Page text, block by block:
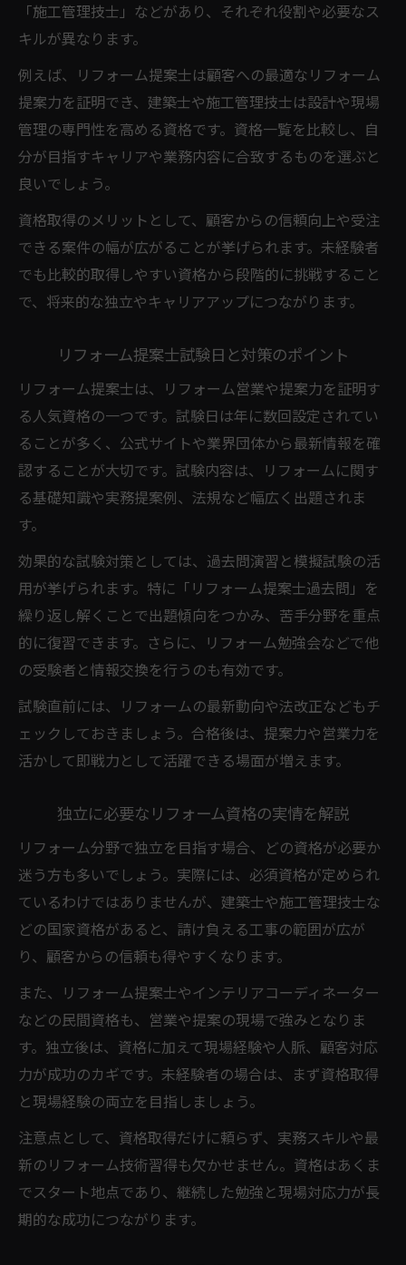
「施工管理技士」などがあり、それぞれ役割や必要なス
キルが異なります。
例えば、リフォーム提案士は顧客への最適なリフォーム
提案力を証明でき、建築士や施工管理技士は設計や現場
管理の専門性を高める資格です。資格一覧を比較し、自
分が目指すキャリアや業務内容に合致するものを選ぶと
良いでしょう。
資格取得のメリットとして、顧客からの信頼向上や受注
できる案件の幅が広がることが挙げられます。未経験者
でも比較的取得しやすい資格から段階的に挑戦すること
で、将来的な独立やキャリアアップにつながります。
リフォーム提案士試験日と対策のポイント
リフォーム提案士は、リフォーム営業や提案力を証明す
る人気資格の一つです。試験日は年に数回設定されてい
ることが多く、公式サイトや業界団体から最新情報を確
認することが大切です。試験内容は、リフォームに関す
る基礎知識や実務提案例、法規など幅広く出題されま
す。
効果的な試験対策としては、過去問演習と模擬試験の活
用が挙げられます。特に「リフォーム提案士過去問」を
繰り返し解くことで出題傾向をつかみ、苦手分野を重点
的に復習できます。さらに、リフォーム勉強会などで他
の受験者と情報交換を行うのも有効です。
試験直前には、リフォームの最新動向や法改正などもチ
ェックしておきましょう。合格後は、提案力や営業力を
活かして即戦力として活躍できる場面が増えます。
独立に必要なリフォーム資格の実情を解説
リフォーム分野で独立を目指す場合、どの資格が必要か
迷う方も多いでしょう。実際には、必須資格が定められ
ているわけではありませんが、建築士や施工管理技士な
どの国家資格があると、請け負える工事の範囲が広が
り、顧客からの信頼も得やすくなります。
また、リフォーム提案士やインテリアコーディネーター
などの民間資格も、営業や提案の現場で強みとなりま
す。独立後は、資格に加えて現場経験や人脈、顧客対応
力が成功のカギです。未経験者の場合は、まず資格取得
と現場経験の両立を目指しましょう。
注意点として、資格取得だけに頼らず、実務スキルや最
新のリフォーム技術習得も欠かせません。資格はあくま
でスタート地点であり、継続した勉強と現場対応力が長
期的な成功につながります。